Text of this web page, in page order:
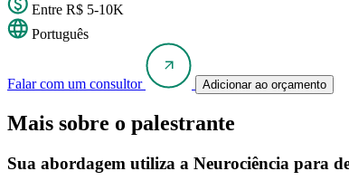
Entre R$ 5-10K
Português
Falar com um consultor Adicionar ao orçamento
Mais sobre o palestrante
Sua abordagem utiliza a Neurociência para